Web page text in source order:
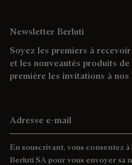
Newsletter Berluti
Soyez les premiers à
et les nouveautés produits
première les invitations à nos
En souscrivant, vous consentez
Berluti SA pour vous envoyer sa